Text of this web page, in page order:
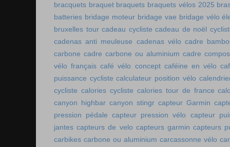
bracquets braquet braquets braquets vélos 2025
batteries bridage moteur bridage vae bridage vélo
bruxelles tour cadeau cycliste cadeau de noël
cadenas anti meuleuse cadenas vélo cadre
carbone cadre carbone ou aluminium cadre
vélo français café vélo concept caféine en vélo
puissance cycliste calculateur position vélo
cycliste calories cycliste calories tour de france
canyon highbar canyon stingr capteur Garmin
pression pédale capteur pression vélo
capteur
jantes capteurs de velo capteurs garmin capteurs
carbikes carbone ou aluminium carcassonne vélo